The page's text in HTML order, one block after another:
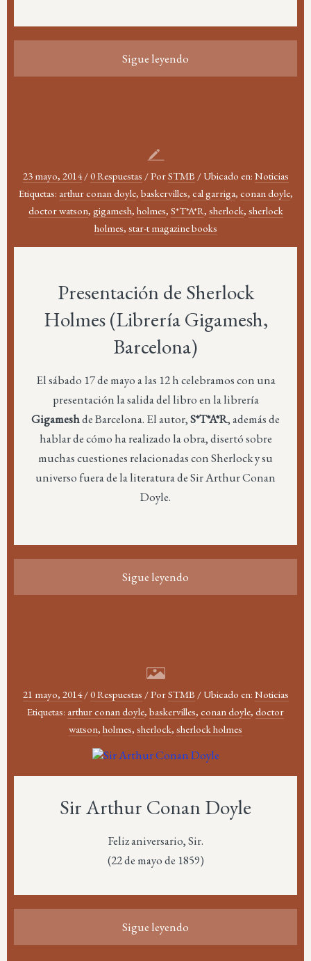
Sigue leyendo
23 mayo, 2014 /0 Respuestas /PorSTMB / Ubicado en: Noticias
Etiquetas: arthur conan doyle, baskervilles, cal garriga, conan doyle,
doctor watson, gigamesh, holmes, S*T*A*R, sherlock, sherlock
holmes, star-t magazine books
Presentación de Sherlock
Holmes (Librería Gigamesh,
Barcelona)
El sábado 17 de mayo a las 12 h celebramos con una
presentación la salida del libro en la librería
Gigameshde Barcelona. El autor,S*T*A*R, además de
hablar de cómo ha realizado la obra, disertó sobre
muchas cuestiones relacionadas con Sherlock y su
universo fuera de la literatura de Sir Arthur Conan
Doyle.
Sigue leyendo
21 mayo, 2014 /0 Respuestas /PorSTMB / Ubicado en: Noticias
Etiquetas: arthur conan doyle, baskervilles, conan doyle, doctor
watson, holmes, sherlock, sherlock holmes
Sir Arthur Conan Doyle
Feliz aniversario, Sir.
(22 de mayo de 1859)
Sigue leyendo